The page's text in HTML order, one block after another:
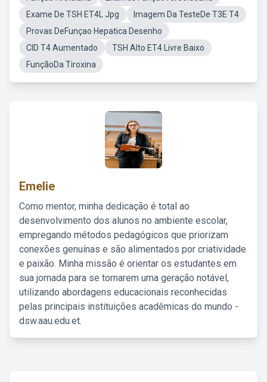
Exame De TSH ET4L Jpg
Imagem Da TesteDe T3E T4
Provas DeFunçao Hepatica Desenho
CID T4 Aumentado
TSH Alto ET4 Livre Baixo
FunçãoDa Tiroxina
Emelie
Como mentor, minha dedicação é total ao
desenvolvimento dos alunos no ambiente escolar,
empregando métodos pedagógicos que priorizam
conexões genuínas e são alimentados por criatividade
e paixão. Minha missão é orientar os estudantes em
sua jornada para se tornarem uma geração notável,
utilizando abordagens educacionais reconhecidas
pelas principais instituições acadêmicas do mundo -
dsw.aau.edu.et.